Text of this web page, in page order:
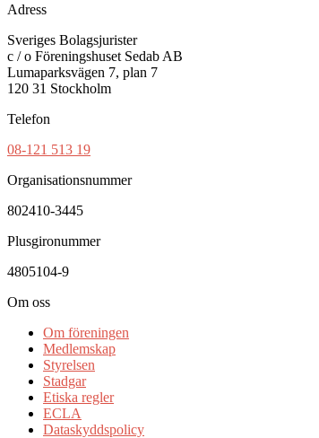
Adress
Sveriges Bolagsjurister
c / o Föreningshuset Sedab AB
Lumaparksvägen 7, plan 7
120 31 Stockholm
Telefon
08-121 513 19
Organisationsnummer
802410-3445
Plusgironummer
4805104-9
Om oss
Om föreningen
Medlemskap
Styrelsen
Stadgar
Etiska regler
ECLA
Dataskyddspolicy